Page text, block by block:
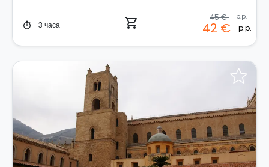
timer 3 часа shopping_cart 45 € p.p.
42 € p.p.